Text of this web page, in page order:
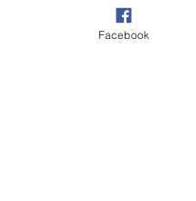
Facebook